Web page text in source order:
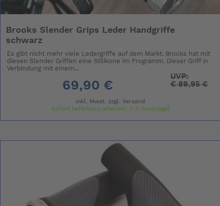
Brooks Slender Grips Leder Handgriffe
schwarz
Es gibt nicht mehr viele Ledergriffe auf dem Markt. Brooks hat mit
diesen Slender Griffen eine Stilikone im Programm. Dieser Griff in
Verbindung mit einem...
69,90 €
UVP:
€89,95 €
inkl. Mwst. zzgl. Versand
Sofort lieferbar(Lieferzeit: 1-3 Werktage)